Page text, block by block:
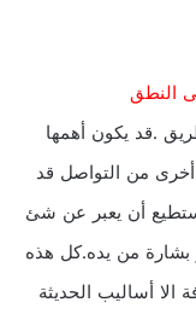
النطق
.قد يكون أهمها
من التواصل قد
أن يعبر عن شئ
بشارة من يده.كل هذه
أساليب الحديثة